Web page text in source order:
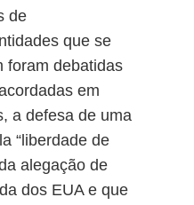
de
que se
foram debatidas
em
a defesa de uma
“liberdade de
alegação de
dos EUA e que